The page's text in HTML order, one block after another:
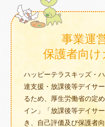
事業運
保護者向
ハッピーテラスキッズ・
達支援・放課後等デイサ
るため、厚生労働省の定
イン」「放課後等デイサ
き、自己評価及び保護者